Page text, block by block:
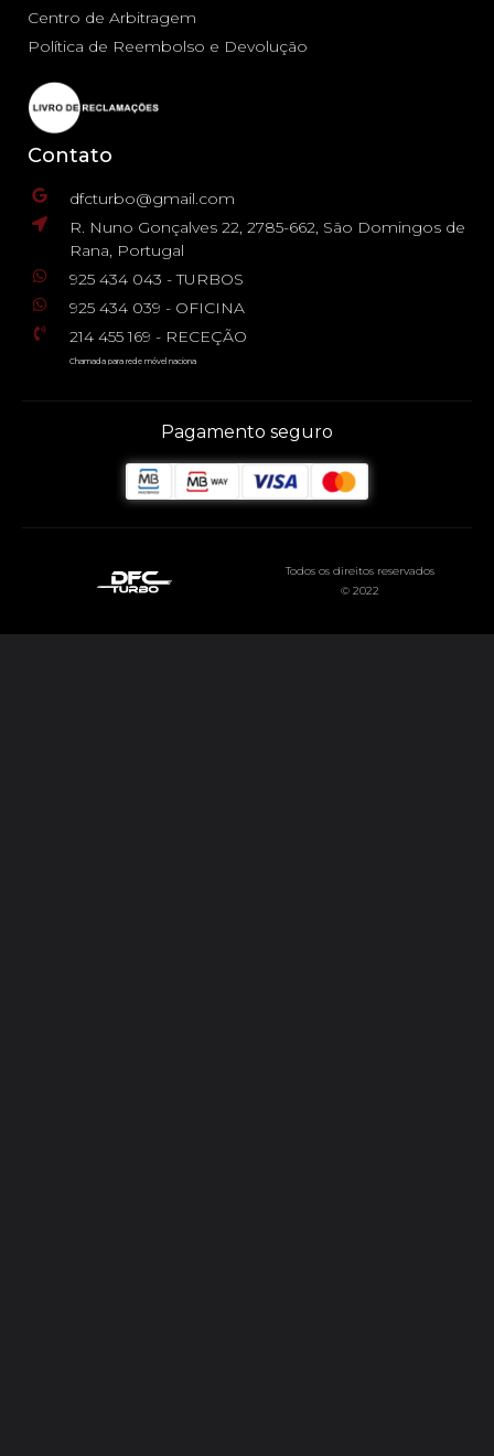
Centro de Arbitragem
Política de Reembolso e Devolução
Contato
dfcturbo@gmail.com
R. Nuno Gonçalves 22, 2785-662, São Domingos de
Rana, Portugal
925 434 043 - TURBOS
925 434 039 - OFICINA
214 455 169 - RECEÇÃO
Chamada para rede móvel naciona
Pagamento seguro
Todos os direitos reservados
© 2022